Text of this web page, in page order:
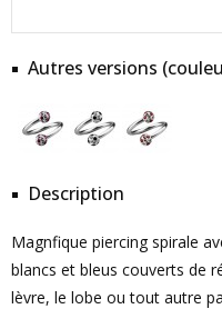
Autres versions
Description
Magnfique piercing spirale
blancs et bleus couverts de
lèvre, le lobe ou tout autre